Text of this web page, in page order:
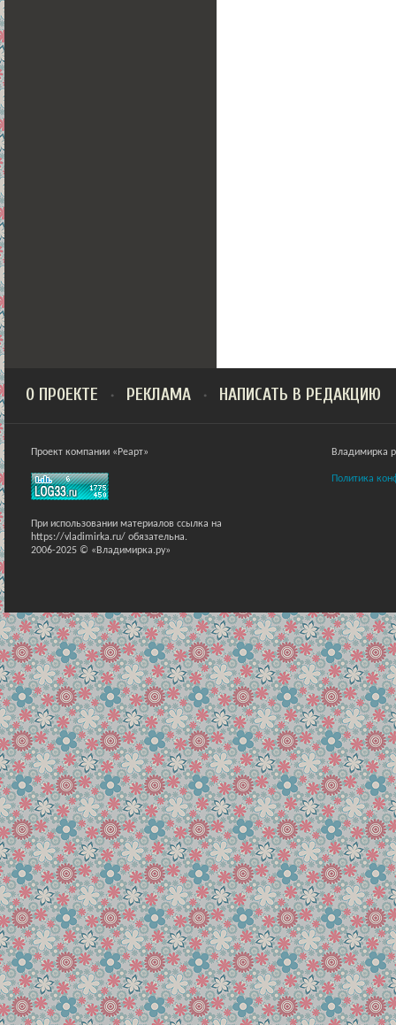
О ПРОЕКТЕ РЕКЛАМА НАПИСАТЬ В РЕДАКЦИЮ
Проект компании «Реарт»
При использовании материалов ссылка на
https://vladimirka.ru/ обязательна.
2006-2025 © «Владимирка.ру»
Владимирка
Политика